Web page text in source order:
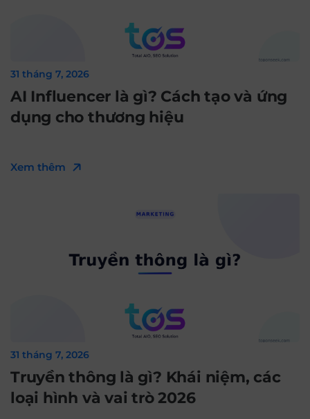
31 tháng 7, 2026
AI Influencer là gì? Cách tạo và ứng
dụng cho thương hiệu
Xem thêm
31 tháng 7, 2026
Truyền thông là gì? Khái niệm, các
loại hình và vai trò 2026